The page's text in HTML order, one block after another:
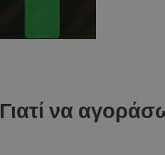
Γιατί να